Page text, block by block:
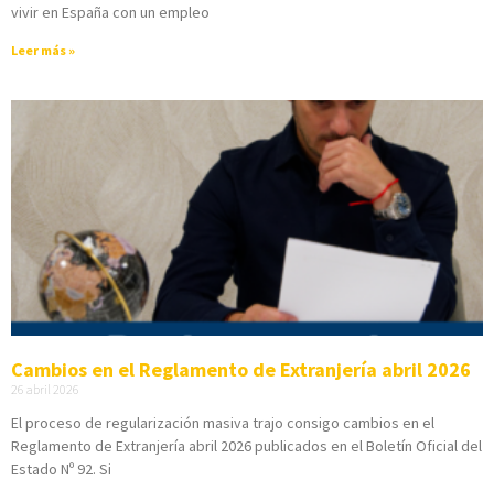
vivir en España con un empleo
Leer más »
Cambios en el Reglamento de Extranjería abril 2026
26 abril 2026
El proceso de regularización masiva trajo consigo cambios en el
Reglamento de Extranjería abril 2026 publicados en el Boletín Oficial del
Estado Nº 92. Si